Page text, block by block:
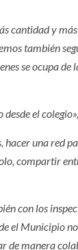
cantidad y
también
se ocupa de
el
una red
compartir
con los
el Municipio
de manera